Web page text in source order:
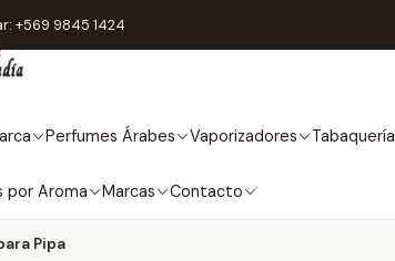
Perfumes Árabes Vaporizadores Tabaquería
por Aroma Marcas Contacto
+569 9845 1424
Pipa